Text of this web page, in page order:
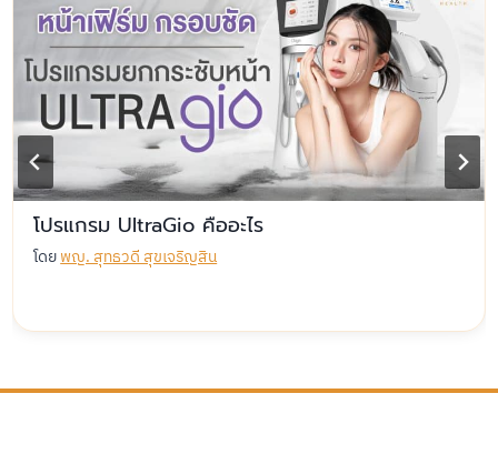
โปรแกรม UltraGio คืออะไร
โดยพญ. สุทธวดี สุขเจริญสิน